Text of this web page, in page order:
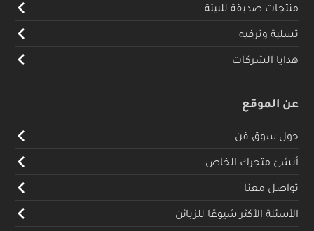
منتجات صديقة للبيئة
تسلية وترفيه
هدايا الشركات
عن الموقع
حول سوق فن
أنشئ متجرك الخاص
تواصل معنا
الأسئلة الأكثر شيوعًا للزبائن